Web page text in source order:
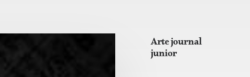
Arte journal
junior